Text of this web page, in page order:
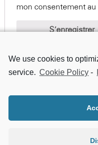
We use cookies to
service. Cookie Policy -
mon consentement au
S’enregistrer